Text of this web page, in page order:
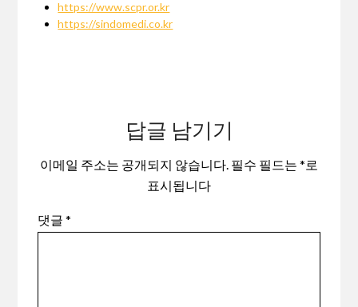
https://www.scpr.or.kr
https://sindomedi.co.kr
답글 남기기
이메일 주소는 공개되지 않습니다. 필수 필드는 *로
표시됩니다
댓글*